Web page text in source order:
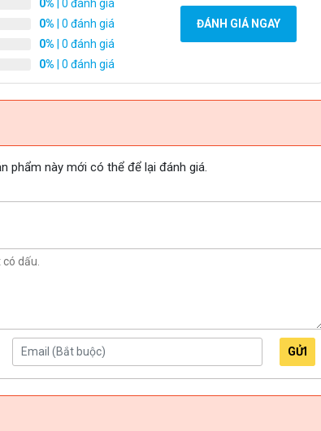
này không phải chiếc máy nào cũng có).
nhập
thống lật mở công nghệ cao. Khách hàng có thể tự mở
có thể vệ sinh máy một cách đơn giản và thuận tiện.
0% | 0 đánh giá
0% | 0 đánh giá
0% | 0 đánh giá
0% | 0 đánh giá
ĐÁNH GIÁ NGAY
phẩm này mới có thể để lại đánh giá.
GỬI